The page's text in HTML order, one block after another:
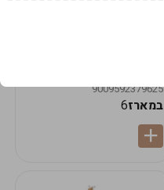
9009592379625
במארז6